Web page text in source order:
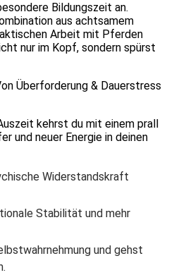
Bildungszeit an.
aus achtsamem
Arbeit mit Pferden
nur im Kopf, sondern spürst
Überforderung & Dauerstress
kehrst du mit einem prall
und neuer Energie in deinen
Widerstandskraft
Stabilität und mehr
und gehst